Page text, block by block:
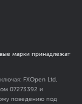
марки принадлежат
FXOpen Ltd,
07273392 и
поведению под